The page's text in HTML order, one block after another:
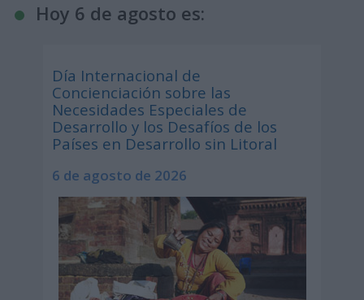
Hoy 6 de agosto es:
Día Internacional de
Concienciación sobre las
Necesidades Especiales de
Desarrollo y los Desafíos de los
Países en Desarrollo sin Litoral
6 de agosto de 2026